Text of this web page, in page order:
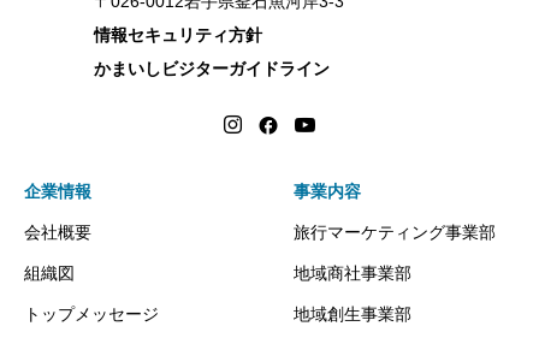
情報セキュリティ方針
かまいしビジターガイドライン
企業情報
会社概要
組織図
トップメッセージ
事業内容
旅行マーケティング事業部
地域商社事業部
地域創生事業部